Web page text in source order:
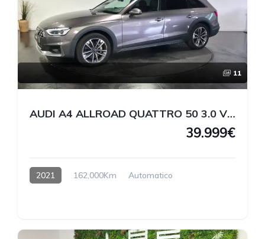
11
AUDI A4 ALLROAD QUATTRO 50 3.0 V6 TDI 286 CV
39.999€
2021 162,000Km Automatico